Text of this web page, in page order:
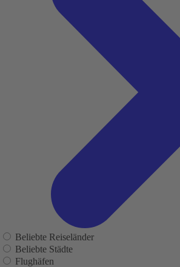
Beliebte Reiseländer
Beliebte Städte
Flughäfen